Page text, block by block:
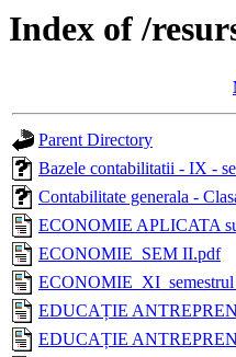
Index of /
Parent Directory
Bazele contabilitatii - IX -
Contabilitate generala -
ECONOMIE APLICATA
ECONOMIE_SEM II.pdf
EDUCAȚIE
EDUCAȚIE